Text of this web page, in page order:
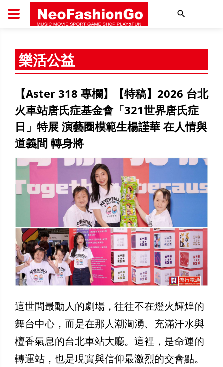
搜尋
樂活公益
【Aster 318 專欄】【特稿】2026 台北
火車站唐氏症基金會「321世界唐氏症
日」特展 ​演藝圈模範生楊謹華 在人情與
道義間 轉身將
這世間最動人的劇場，往往不在燈火輝煌的
舞台中心，而是在那人潮洶湧、充滿汗水與
檀香氣息的台北車站大廳。這裡，是命運的
轉運站，也是現實與信仰最激烈的交會點。